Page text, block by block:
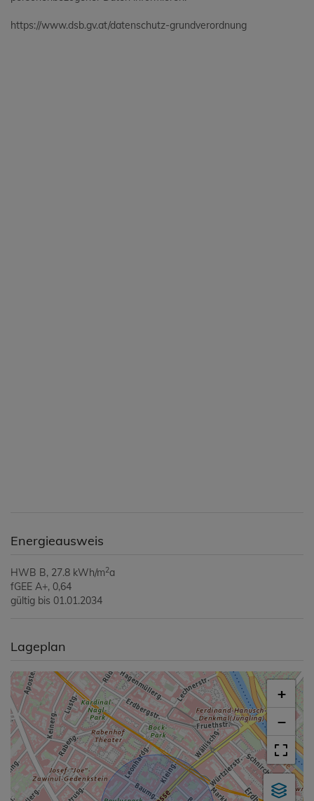
https://www.dsb.gv.at/datenschutz-grundverordnung
Energieausweis
HWB B, 27.8 kWh/m2a
fGEE A+, 0,64
gültig bis 01.01.2034
Lageplan
+
−